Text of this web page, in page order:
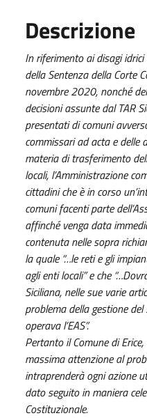
Descrizione
In riferimento ai disagi
della Sentenza della Corte
novembre 2020, nonché
decisioni assunte dal TAR
presentati di comuni
commissari ad acta e delle
materia di trasferimento
locali, l’Amministrazione
cittadini che è in corso
comuni facenti parte
affinché venga data
contenuta nelle sopra
la quale “…le reti e gli
agli enti locali” e che
Siciliana, nelle sue varie
problema della gestione
operava l’EAS”.
Pertanto il Comune di
massima attenzione al
intraprenderà ogni azione
dato seguito in maniera
Costituzionale.